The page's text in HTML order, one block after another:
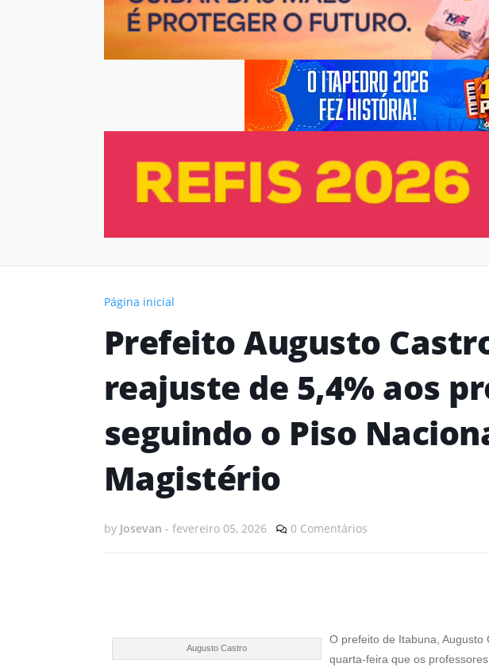
Página inicial
Prefeito Augusto
reajuste de 5,4% aos
seguindo o Piso
Magistério
by Josevan - fevereiro 05, 2026 0 Comentários
Augusto Castro
O prefeito de Itabuna, Augusto
quarta-feira que os